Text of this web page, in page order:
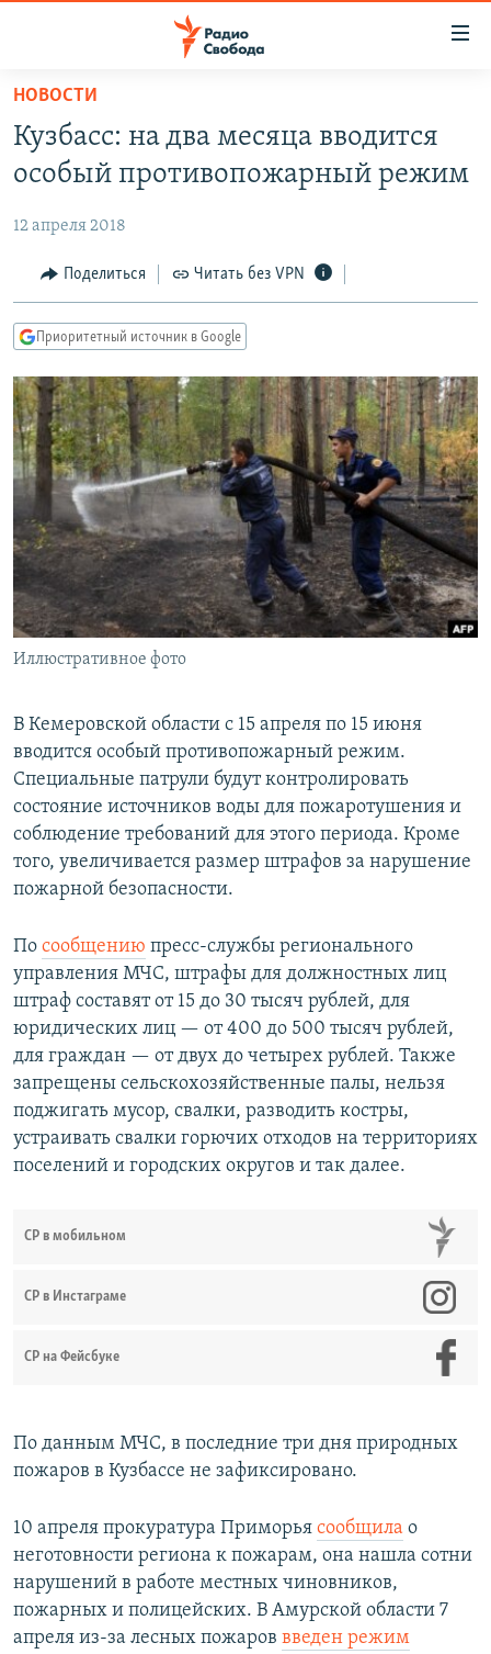
упрощенного
доступа
Вернуться
основному
Вернутся
главной
навигации
Вернутся
поиску
ПРОГРАММЫ
ПОДКАСТЫ
АВТОРСКИЕ ПРОЕКТЫ
ЦИТАТЫ СВОБОДЫ
МНЕНИЯ
IDEL.РЕАЛИИ
КАВКАЗ.РЕАЛИИ
СЕВЕР.РЕАЛИИ
СИБИРЬ.РЕАЛИИ
РАСПИСАНИЕ ВЕЩАНИЯ
ПОДПИШИТЕСЬ НА РАССЫЛКУ
СОЦИАЛЬНЫЕ СЕТИ
Все сайты РСЕ/РС
НОВОСТИ
Кузбасс: на два месяца вводится
особый противопожарный режим
12 апреля 2018
Поделиться Читать без VPN
Приоритетный источник в Google
Иллюстративное фото
В Кемеровской области с 15 апреля по 15 июня
вводится особый противопожарный режим.
Специальные патрули будут контролировать
состояние источников воды для пожаротушения и
соблюдение требований для этого периода. Кроме
того, увеличивается размер штрафов за нарушение
пожарной безопасности.
По сообщению пресс-службы регионального
управления МЧС, штрафы для должностных лиц
штраф составят от 15 до 30 тысяч рублей, для
юридических лиц — от 400 до 500 тысяч рублей,
для граждан — от двух до четырех рублей. Также
запрещены сельскохозяйственные палы, нельзя
поджигать мусор, свалки, разводить костры,
устраивать свалки горючих отходов на территориях
поселений и городских округов и так далее.
СР в мобильном
СР в Инстаграме
СР на Фейсбуке
По данным МЧС, в последние три дня природных
пожаров в Кузбассе не зафиксировано.
10 апреля прокуратура Приморья сообщила о
неготовности региона к пожарам, она нашла сотни
нарушений в работе местных чиновников,
пожарных и полицейских. В Амурской области 7
апреля из-за лесных пожаров введен режим